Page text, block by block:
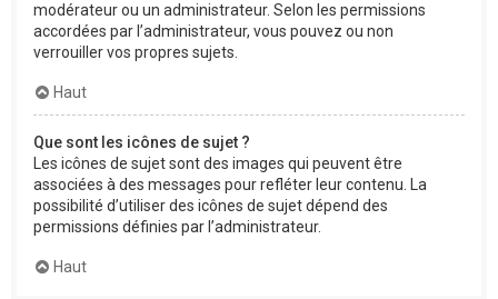
modérateur ou un administrateur. Selon les permissions
accordées par l’administrateur, vous pouvez ou non
verrouiller vos propres sujets.
Haut
Que sont les icônes de sujet ?
Les icônes de sujet sont des images qui peuvent être
associées à des messages pour refléter leur contenu. La
possibilité d’utiliser des icônes de sujet dépend des
permissions définies par l’administrateur.
Haut